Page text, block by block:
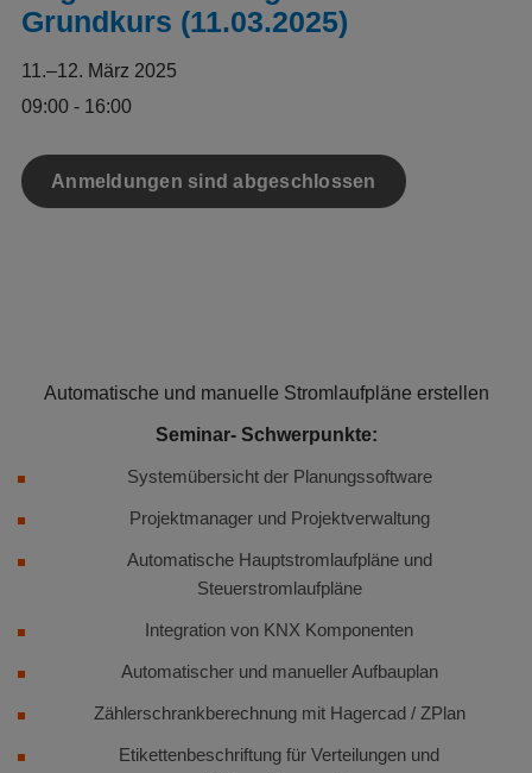
Grundkurs (11.03.2025)
11.–12. März 2025
09:00 - 16:00
Anmeldungen sind abgeschlossen
Automatische und manuelle Stromlaufpläne erstellen
Seminar- Schwerpunkte:
Systemübersicht der Planungssoftware
Projektmanager und Projektverwaltung
Automatische Hauptstromlaufpläne und
Steuerstromlaufpläne
Integration von KNX Komponenten
Automatischer und manueller Aufbauplan
Zählerschrankberechnung mit Hagercad / ZPlan
Etikettenbeschriftung für Verteilungen und